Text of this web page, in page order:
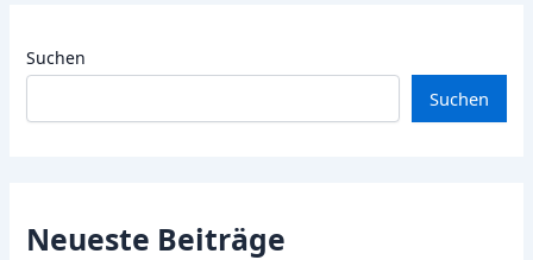
Suchen
Suchen
Neueste Beiträge